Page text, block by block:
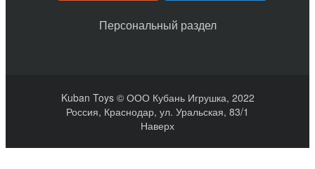
Персональный раздел
Kuban Toys © ООО Кубань Игрушка, 2022
Россия, Краснодар, ул. Уральская, 83/1
Наверх